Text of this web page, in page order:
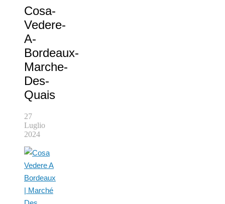
Cosa-
Vedere-
A-
Bordeaux-
Marche-
Des-
Quais
27
Luglio
2024